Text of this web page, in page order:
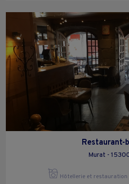
Restaurant-
Murat -
Hôtellerie et restauration